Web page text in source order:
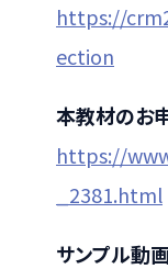
https://
ection
本教材のお
https://
_2381.html
サンプル動